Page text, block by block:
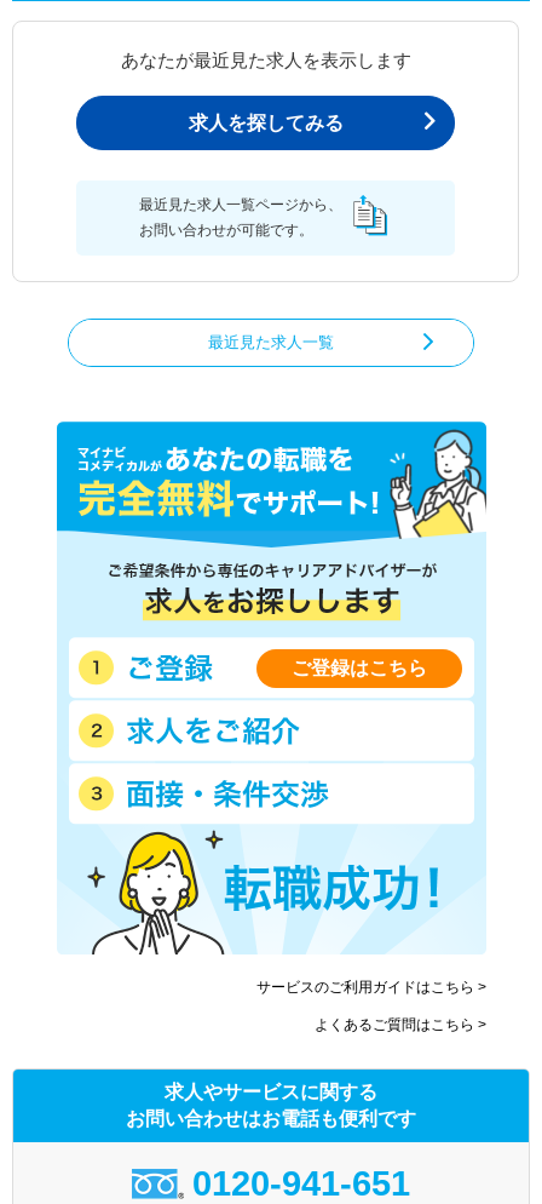
あなたが最近見た求人を表示します
求人を探してみる
最近見た求人一覧ページから、
お問い合わせが可能です。
最近見た求人一覧
ご登録はこちら
サービスのご利用ガイドはこちら >
よくあるご質問はこちら >
求人やサービスに関する
お問い合わせはお電話も便利です
0120-941-651